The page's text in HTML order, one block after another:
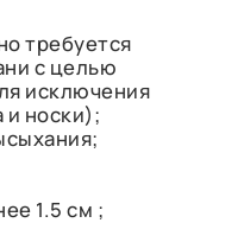
требуется
с целью
исключения
и носки);
1.5 см ;